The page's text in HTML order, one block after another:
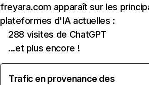
freyara.com apparaît sur les
plateformes d'IA actuelles :
288 visites de ChatGPT
...et plus encore !
Trafic en provenance des